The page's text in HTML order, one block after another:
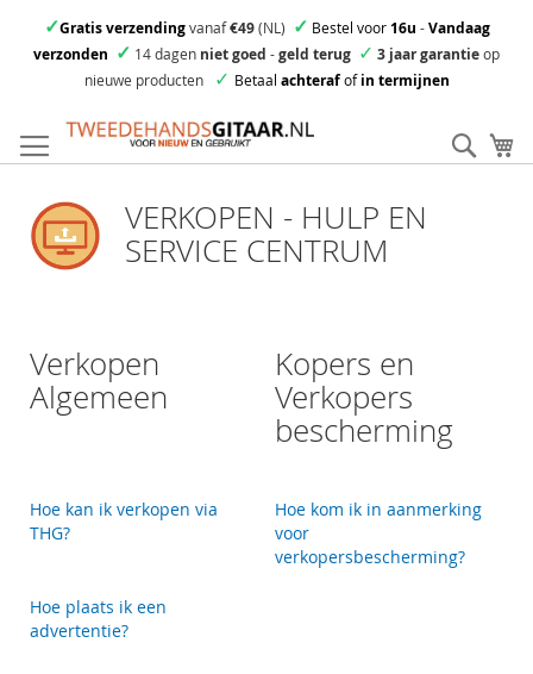
✓Gratis verzendingvanaf€49(NL) ✓ Bestel voor16u -Vandaag
verzonden ✓ 14 dagen niet goed -geld terug ✓ 3 jaar garantieop
nieuwe producten
✓ Betaal achterafofin termijnen
direct
door
inhoud
VERKOPEN - HULP EN
SERVICE CENTRUM
Verkopen
Algemeen
Kopers en
Verkopers
bescherming
Hoe kan ik verkopen via
THG?
Hoe kom ik in aanmerking
voor
verkopersbescherming?
Hoe plaats ik een
advertentie?